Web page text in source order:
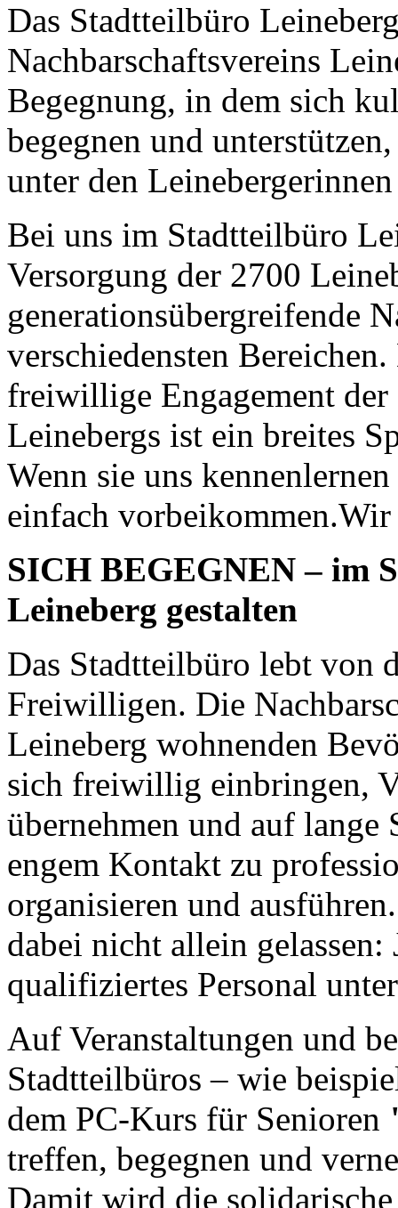
Das Stadtteilbüro
Nachbarschaftsvereins
Begegnung, in dem sich
begegnen und
unter den
Bei uns im Stadtteilbüro
Versorgung der 2700
generationsübergreifende
verschiedensten
freiwillige Engagement
Leinebergs ist ein breites
Wenn sie uns
einfach
SICH BEGEGNEN – im
Leineberg gestalten
Das Stadtteilbüro lebt von
Freiwilligen. Die
Leineberg wohnenden
sich freiwillig einbringen,
übernehmen und auf
engem Kontakt zu
organisieren und
dabei nicht allein
qualifiziertes Personal
Auf Veranstaltungen und
Stadtteilbüros – wie
dem PC-Kurs für Senioren
treffen, begegnen und
Damit wird die